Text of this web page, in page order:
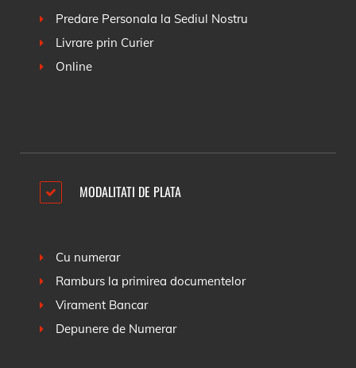
Predare Personala la Sediul Nostru
Livrare prin Curier
Online
MODALITATI DE PLATA
Cu numerar
Ramburs la primirea documentelor
Virament Bancar
Depunere de Numerar